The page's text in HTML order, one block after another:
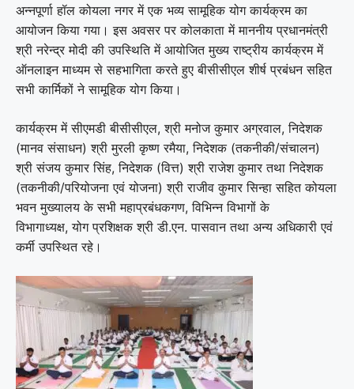
अन्नपूर्णा हॉल कोयला नगर में एक भव्य सामूहिक योग कार्यक्रम का
आयोजन किया गया। इस अवसर पर कोलकाता में माननीय प्रधानमंत्री
श्री नरेन्द्र मोदी की उपस्थिति में आयोजित मुख्य राष्ट्रीय कार्यक्रम में
ऑनलाइन माध्यम से सहभागिता करते हुए बीसीसीएल शीर्ष प्रबंधन सहित
सभी कार्मिकों ने सामूहिक योग किया।
कार्यक्रम में सीएमडी बीसीसीएल, श्री मनोज कुमार अग्रवाल, निदेशक
(मानव संसाधन) श्री मुरली कृष्ण रमैया, निदेशक (तकनीकी/संचालन)
श्री संजय कुमार सिंह, निदेशक (वित्त) श्री राजेश कुमार तथा निदेशक
(तकनीकी/परियोजना एवं योजना) श्री राजीव कुमार सिन्हा सहित कोयला
भवन मुख्यालय के सभी महाप्रबंधकगण, विभिन्न विभागों के
विभागाध्यक्ष, योग प्रशिक्षक श्री डी.एन. पासवान तथा अन्य अधिकारी एवं
कर्मी उपस्थित रहे।